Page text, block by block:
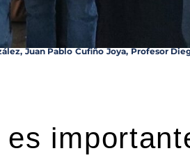
Juan Pablo Cufiño Joya, Profesor
es